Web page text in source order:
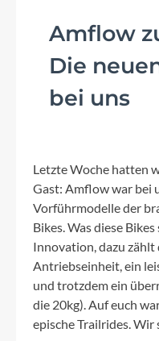
Amflow
Die
bei uns
Letzte Woche hatten
Gast: Amflow war bei
Vorführmodelle der
Bikes. Was diese
Innovation, dazu zählt
Antriebseinheit, ein
und trotzdem ein
die 20kg). Auf euch
epische Trailrides.